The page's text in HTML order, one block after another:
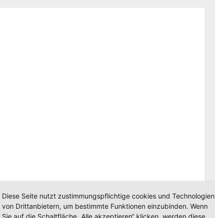
SLIDESHOW]
Diese Seite nutzt zustimmungspflichtige cookies und Technologien
von Drittanbietern, um bestimmte Funktionen einzubinden. Wenn
Sie auf die Schaltfläche „Alle akzeptieren“ klicken, werden diese